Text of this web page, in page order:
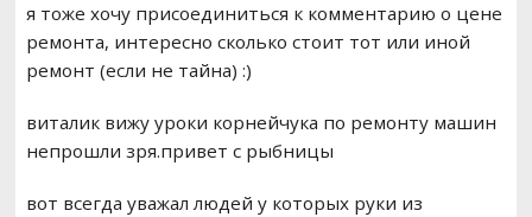
я тоже хочу присоединиться к комментарию о цене
ремонта, интересно сколько стоит тот или иной
ремонт (если не тайна) :)
виталик вижу уроки корнейчука по ремонту машин
непрошли зря.привет с рыбницы
вот всегда уважал людей у которых руки из